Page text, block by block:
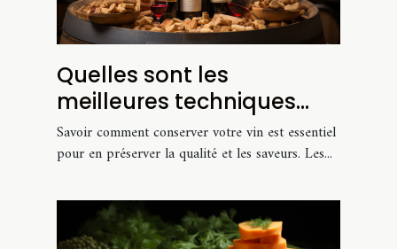
Quelles sont les
meilleures techniques
pour conserver vos vins ?
Savoir comment conserver votre vin est essentiel
pour en préserver la qualité et les saveurs. Les...